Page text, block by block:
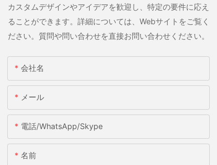
カスタムデザインやアイデアを歓迎し、特定の要件に応え
ることができます。詳細については、Webサイトをご覧く
ださい。質問や問い合わせを直接お問い合わせください。
会社名
メール
電話/WhatsApp/Skype
名前